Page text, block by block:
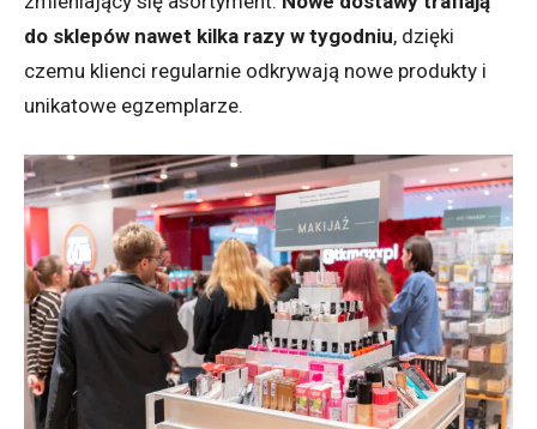
do sklepów nawet kilka razy w tygodniu, dzięki
czemu klienci regularnie odkrywają nowe produkty i
unikatowe egzemplarze.